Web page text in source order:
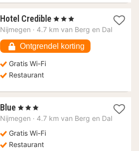
Hotel Credible 1
nacht
71,62
€
, 3 Sterren
Nijmegen · 4.7 km van Berg en Dal
Ontgrendel korting
Gratis Wi-Fi
Restaurant
Blue 1
nacht
vanaf
81,26
€
, 3 Sterren
Nijmegen · 4.7 km van Berg en Dal
Gratis Wi-Fi
Restaurant